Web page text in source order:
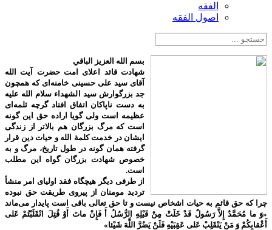
الفقه
اصول الفقه
بسم الله العزیز الباقي
شهادت قائد اعلای امت حضرت آیت الله
آقای سید علی حسینی خامنه‌ای که همچون
جد بزرگوارش سید الشهداء سلام الله علیه
به دست ناپاکان اتفاق افتاد گرچه ثلمه‌ای
عظیمه است ولی گویا اراده حق این گونه
است که مرگ بزرگان هم بالاتر از زندگی
ایشان در خدمت کلمة الله و حیات دین قرار
گرفته همان گونه در طول تاریخ، مرگ و به
خصوص شهادت بزرگان گواه این مطلب
است.
از طرفی دیگر هیچگاه فقد اولیای امر منشأ
تردید مومنان از پیروی طریقت حق نبوده
چرا که حق قائم به حیات اشخاص نیست و تا حق تعالی باقی است پایدار می‌ماند
«وَ ما مُحَمَّدٌ إِلاَّ رَسُولٌ قَدْ خَلَتْ مِنْ قَبْلِهِ الرُّسُلُ أَ فَإِنْ ماتَ أَوْ قُتِلَ انْقَلَبْتُمْ عَلى‌
أَعْقابِكُمْ وَ مَنْ يَنْقَلِبْ عَلى‌ عَقِبَيْهِ فَلَنْ يَضُرَّ اللَّهَ شَيْئا»